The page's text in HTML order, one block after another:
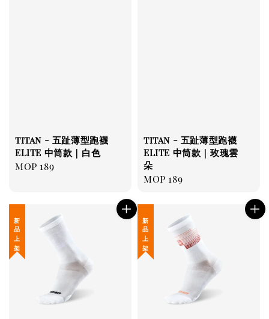
titan - 五趾薄型跑襪
ELITE 中筒款｜白色
Regular
MOP 189
titan - 五趾薄型跑襪
ELITE 中筒款｜玫瑰雲
朵
Regular
MOP 189
新 品 上 架 新 品 上 架